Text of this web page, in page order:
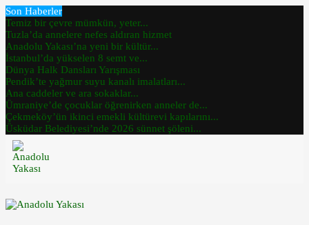
Son Haberler
Temiz bir çevre mümkün, yeter...
Tuzla’da annelere nefes aldıran hizmet
Anadolu Yakası’na yeni bir kültür...
İstanbul’da yükselen 8 semt ve...
Dünya Halk Dansları Yarışması
Pendik’te yağmur suyu kanalı imalatları...
Ana caddeler ve ara sokaklar...
Ümraniye’de çocuklar öğrenirken anneler de...
Çekmeköy’ün ikinci emekli kültürevi kapılarını...
Üsküdar Belediyesi’nde 2026 sünnet şöleni...